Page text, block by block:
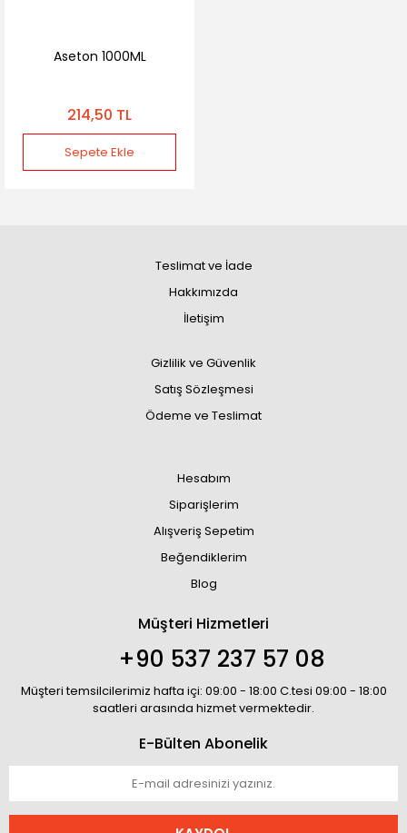
Aseton 1000ML
214,50 TL
Sepete Ekle
Teslimat ve İade
Hakkımızda
İletişim
Gizlilik ve Güvenlik
Satış Sözleşmesi
Ödeme ve Teslimat
Hesabım
Siparişlerim
Alışveriş Sepetim
Beğendiklerim
Blog
Müşteri Hizmetleri
+90 537 237 57 08
Müşteri temsilcilerimiz hafta içi: 09:00 - 18:00 C.tesi 09:00 - 18:00
saatleri arasında hizmet vermektedir.
E-Bülten Abonelik